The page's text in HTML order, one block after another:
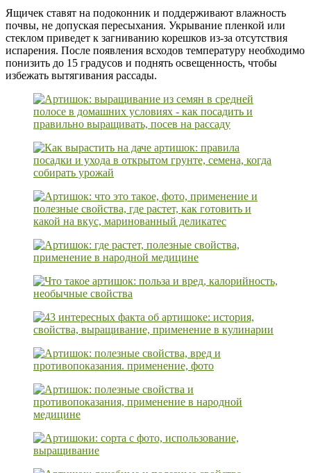
Ящичек ставят на подоконник и поддерживают влажность
почвы, не допуская пересыхания. Укрывание пленкой или
стеклом приведет к загниванию корешков из-за отсутствия
испарения. После появления всходов температуру необходимо
понизить до 15 градусов и поднять освещенность, чтобы
избежать вытягивания рассады.